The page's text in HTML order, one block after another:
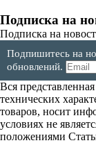
Подписка на
Подписка на
Подпишитесь на
обновлений.
Вся
технических
товаров, носит
условиях не
положениями